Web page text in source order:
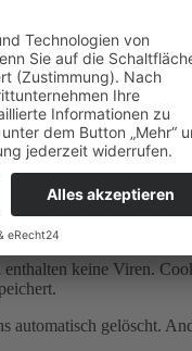
keine Viren.
automatisch gelöscht.